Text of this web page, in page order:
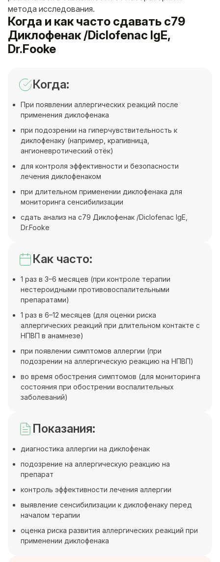
метода исследования.
Когда и как часто сдавать c79
Диклофенак /Diclofenac IgE,
Dr.Fooke
Когда:
При появлении аллергических реакций после
применения диклофенака
при подозрении на гиперчувствительность к
диклофенаку (например, крапивница,
ангионевротический отёк)
для контроля эффективности и безопасности
лечения диклофенаком
при длительном применении диклофенака для
мониторинга сенсибилизации
сдать анализ на c79 Диклофенак /Diclofenac IgE,
Dr.Fooke
Как часто:
1 раз в 3–6 месяцев (при контроле терапии
нестероидными противовоспалительными
препаратами)
1 раз в 6–12 месяцев (для оценки риска
аллергических реакций при длительном контакте с
НПВП в анамнезе)
при появлении симптомов аллергии (при
подозрении на аллергическую реакцию на НПВП)
во время обострения симптомов (для мониторинга
состояния при обострении воспалительных
заболеваний)
Показания:
диагностика аллергии на диклофенак
подозрение на аллергическую реакцию на
препарат
контроль эффективности лечения аллергии
выявление сенсибилизации к диклофенаку перед
началом терапии
оценка риска развития аллергических реакций при
применении диклофенака